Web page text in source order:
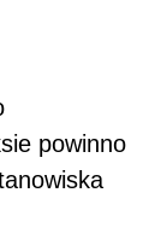
powinno